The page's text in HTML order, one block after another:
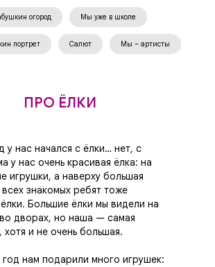
огород Мы уже в школе
портрет Салют Мы – артисты
ПРО ЁЛКИ
у нас начался с ёлки… нет, с
у нас очень красивая ёлка: на
игрушки, а наверху большая
знакомых ребят тоже
Большие ёлки мы видели на
дворах, но наша — самая
хотя и не очень большая.
нам подарили много игрушек: